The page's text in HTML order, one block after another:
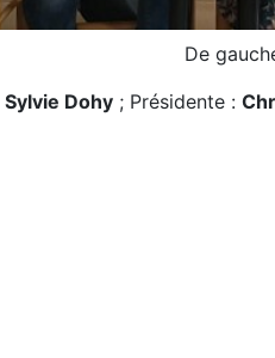
De
Sylvie Dohy; Présidente :